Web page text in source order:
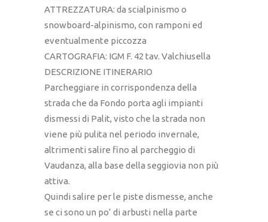
ATTREZZATURA: da scialpinismo o
snowboard-alpinismo, con ramponi ed
eventualmente piccozza
CARTOGRAFIA: IGM F. 42 tav. Valchiusella
DESCRIZIONE ITINERARIO
Parcheggiare in corrispondenza della
strada che da Fondo porta agli impianti
dismessi di Palit, visto che la strada non
viene più pulita nel periodo invernale,
altrimenti salire fino al parcheggio di
Vaudanza, alla base della seggiovia non più
attiva.
Quindi salire per le piste dismesse, anche
se ci sono un po’ di arbusti nella parte